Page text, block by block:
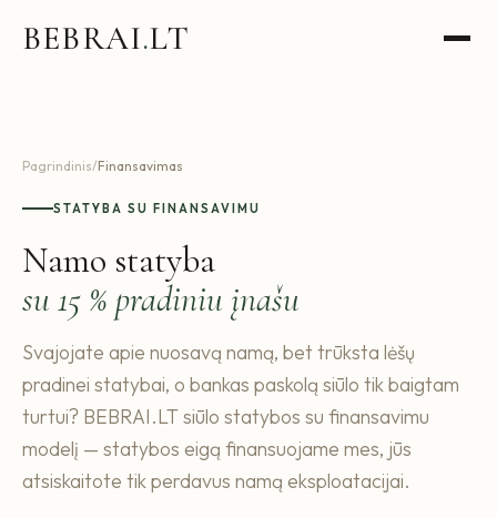
BEBRAI.LT
Pagrindinis/Finansavimas
STATYBA SU FINANSAVIMU
Namo statyba
su 15 % pradiniu įnašu
Svajojate apie nuosavą namą, bet trūksta lėšų
pradinei statybai, o bankas paskolą siūlo tik baigtam
turtui? BEBRAI.LT siūlo statybos su finansavimu
modelį — statybos eigą finansuojame mes, jūs
atsiskaitote tik perdavus namą eksploatacijai.